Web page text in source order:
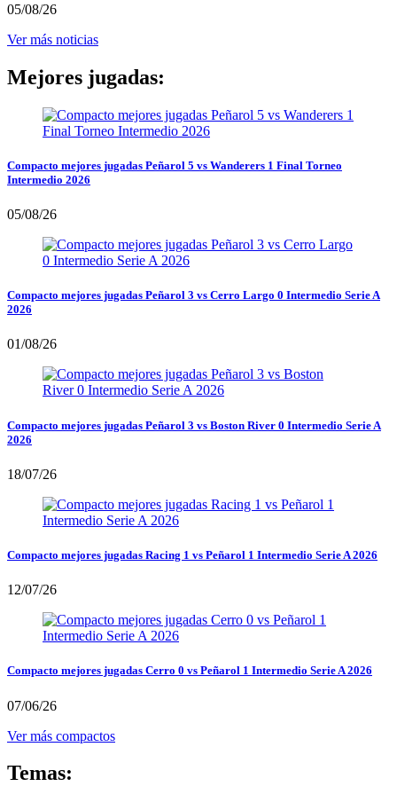
05/08/26
Ver más noticias
Mejores jugadas:
Compacto mejores jugadas Peñarol 5 vs Wanderers 1 Final Torneo
Intermedio 2026
05/08/26
Compacto mejores jugadas Peñarol 3 vs Cerro Largo 0 Intermedio Serie A
2026
01/08/26
Compacto mejores jugadas Peñarol 3 vs Boston River 0 Intermedio Serie A
2026
18/07/26
Compacto mejores jugadas Racing 1 vs Peñarol 1 Intermedio Serie A 2026
12/07/26
Compacto mejores jugadas Cerro 0 vs Peñarol 1 Intermedio Serie A 2026
07/06/26
Ver más compactos
Temas: